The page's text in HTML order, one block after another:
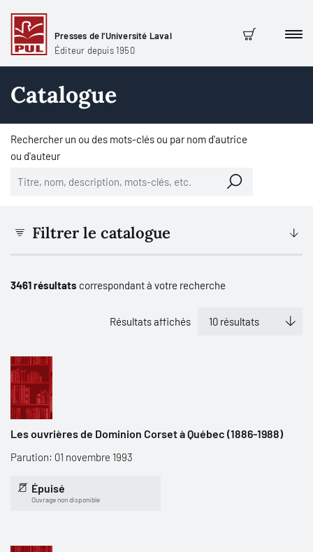
Presses de l'Université Laval
Éditeur depuis 1950
Panier
Catalogue
Rechercher un ou des mots-clés ou par nom d'autrice
ou d'auteur
Filtrer le catalogue
3461 résultats correspondant à votre recherche
Résultats affichés
Les ouvrières de Dominion Corset à Québec (1886-1988)
Parution: 01 novembre 1993
Épuisé
Ouvrage non disponible